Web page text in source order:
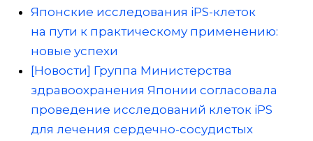
Японские исследования iPS-клеток
на пути к практическому применению:
новые успехи
[Новости] Группа Министерства
здравоохранения Японии согласовала
проведение исследований клеток iPS
для лечения сердечно-сосудистых